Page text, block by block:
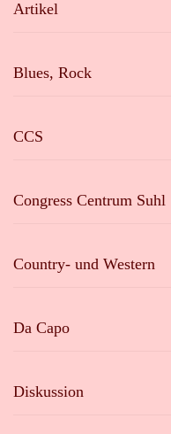
Artikel
Blues, Rock
CCS
Congress Centrum Suhl
Country- und Western
Da Capo
Diskussion